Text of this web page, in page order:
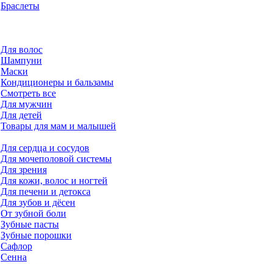
Браслеты
Для волос
Шампуни
Маски
Кондиционеры и бальзамы
Смотреть все
Для мужчин
Для детей
Товары для мам и малышей
Для сердца и сосудов
Для мочеполовой системы
Для зрения
Для кожи, волос и ногтей
Для печени и детокса
Для зубов и дёсен
От зубной боли
Зубные пасты
Зубные порошки
Сафлор
Сенна